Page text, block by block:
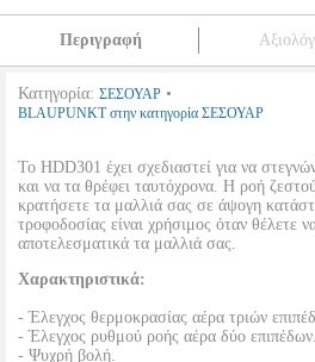
Περιγραφή
Κατηγορία: ΣΕΣΟΥΑΡ •
BLAUPUNKT στην κατηγορία ΣΕΣΟΥΑΡ
Το HDD301 έχει σχεδιαστεί για να
και να τα θρέφει ταυτόχρονα. Η ροή
κρατήσετε τα μαλλιά σας σε άψογη
τροφοδοσίας είναι χρήσιμος όταν θέλετε
αποτελεσματικά τα μαλλιά σας.
Χαρακτηριστικά:
- Έλεγχος θερμοκρασίας αέρα τριών
- Έλεγχος ρυθμού ροής αέρα δύο επιπέδων.
- Ψυχρή βολή.